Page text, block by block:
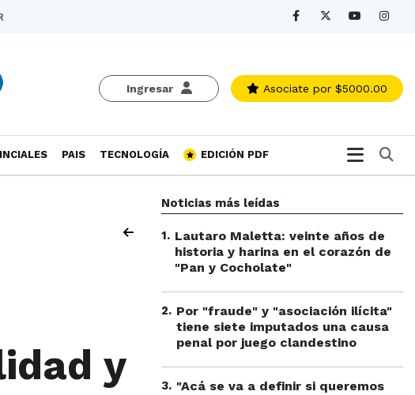
Ingresar Asociate por $5000.00
PAIS TECNOLOGÍA EDICIÓN PDF
y
Noticias más leídas
1. Lautaro Maletta: veinte años de
historia y harina en el corazón de
"Pan y Cocholate"
2. Por "fraude" y "asociación ilícita"
tiene siete imputados una causa
penal por juego clandestino
3. "Acá se va a definir si queremos